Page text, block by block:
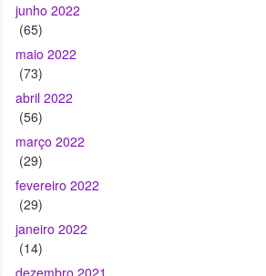
junho 2022
(65)
maio 2022
(73)
abril 2022
(56)
março 2022
(29)
fevereiro 2022
(29)
janeiro 2022
(14)